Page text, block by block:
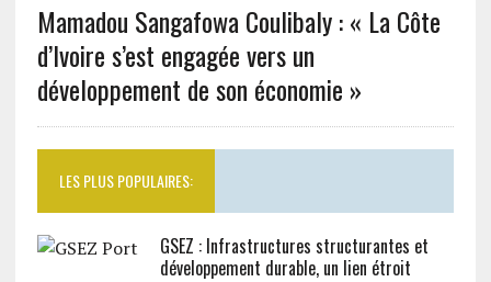
Mamadou Sangafowa Coulibaly : « La Côte
d’Ivoire s’est engagée vers un
développement de son économie »
LES PLUS POPULAIRES:
GSEZ : Infrastructures structurantes et
développement durable, un lien étroit